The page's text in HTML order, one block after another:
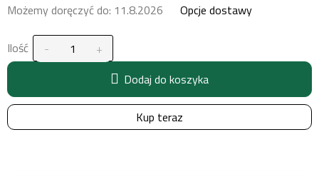
Możemy doręczyć do: 11.8.2026 Opcje dostawy
Ilość
Dodaj do koszyka
Kup teraz